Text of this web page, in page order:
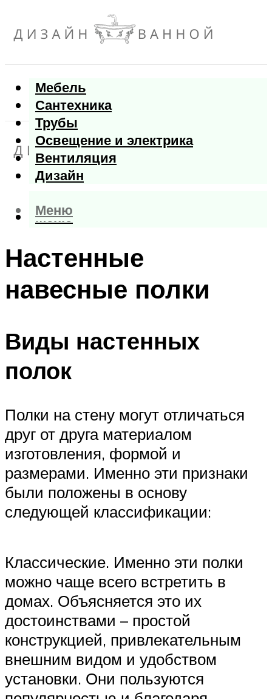
Мебель
Сантехника
Трубы
Освещение и электрика
Вентиляция
Дизайн
Меню
Меню
Настенные
навесные полки
Виды настенных
полок
Полки на стену могут отличаться
друг от друга материалом
изготовления, формой и
размерами. Именно эти признаки
были положены в основу
следующей классификации:
Классические. Именно эти полки
можно чаще всего встретить в
домах. Объясняется это их
достоинствами – простой
конструкцией, привлекательным
внешним видом и удобством
установки. Они пользуются